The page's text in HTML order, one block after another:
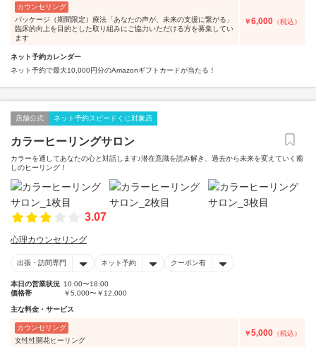
カウンセリング
パッケージ（期間限定）療法「あなたの声が、未来の支援に繋がる」
臨床的向上を目的とした取り組みにご協力いただける方を募集してい
ます
￥6,000 （税込）
ネット予約カレンダー
ネット予約で最大10,000円分のAmazonギフトカードが当たる！
店舗公式 ネット予約スピードくじ対象店
カラーヒーリングサロン
カラーを通してあなたの心と対話します♪潜在意識を読み解き、過去から未来を変えていく癒
しのヒーリング！
3.07
心理カウンセリング
出張・訪問専門 ネット予約 クーポン有
本日の営業状況 10:00〜18:00
価格帯
￥5,000〜￥12,000
主な料金・サービス
カウンセリング
女性性開花ヒーリング
￥5,000 （税込）